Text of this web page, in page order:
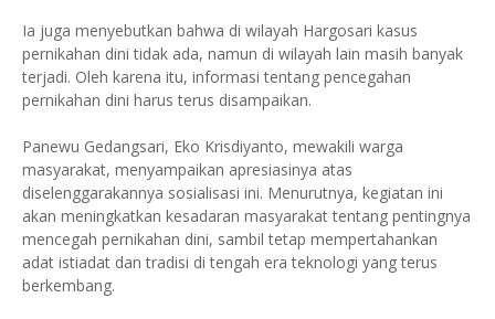
Ia juga menyebutkan bahwa di wilayah Hargosari kasus
pernikahan dini tidak ada, namun di wilayah lain masih banyak
terjadi. Oleh karena itu, informasi tentang pencegahan
pernikahan dini harus terus disampaikan.
Panewu Gedangsari, Eko Krisdiyanto, mewakili warga
masyarakat, menyampaikan apresiasinya atas
diselenggarakannya sosialisasi ini. Menurutnya, kegiatan ini
akan meningkatkan kesadaran masyarakat tentang pentingnya
mencegah pernikahan dini, sambil tetap mempertahankan
adat istiadat dan tradisi di tengah era teknologi yang terus
berkembang.